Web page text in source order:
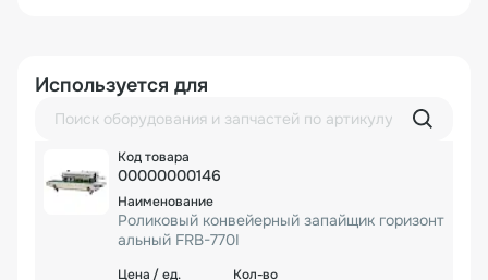
Используется для
00000000146
Роликовый конвейерный запайщик горизонт
альный FRB-770I